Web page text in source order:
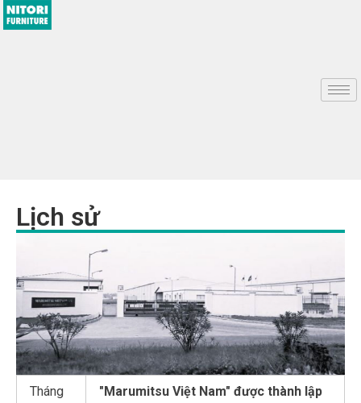
Lịch sử
Tháng
"Marumitsu Việt Nam" được thành lập